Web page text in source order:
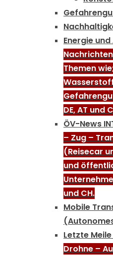
Energie und
Themen
DE, AT und
ÖV-News
– Zug –
(Reisecar
und
und CH.
Mobile
Letzte Meile
Drohne –